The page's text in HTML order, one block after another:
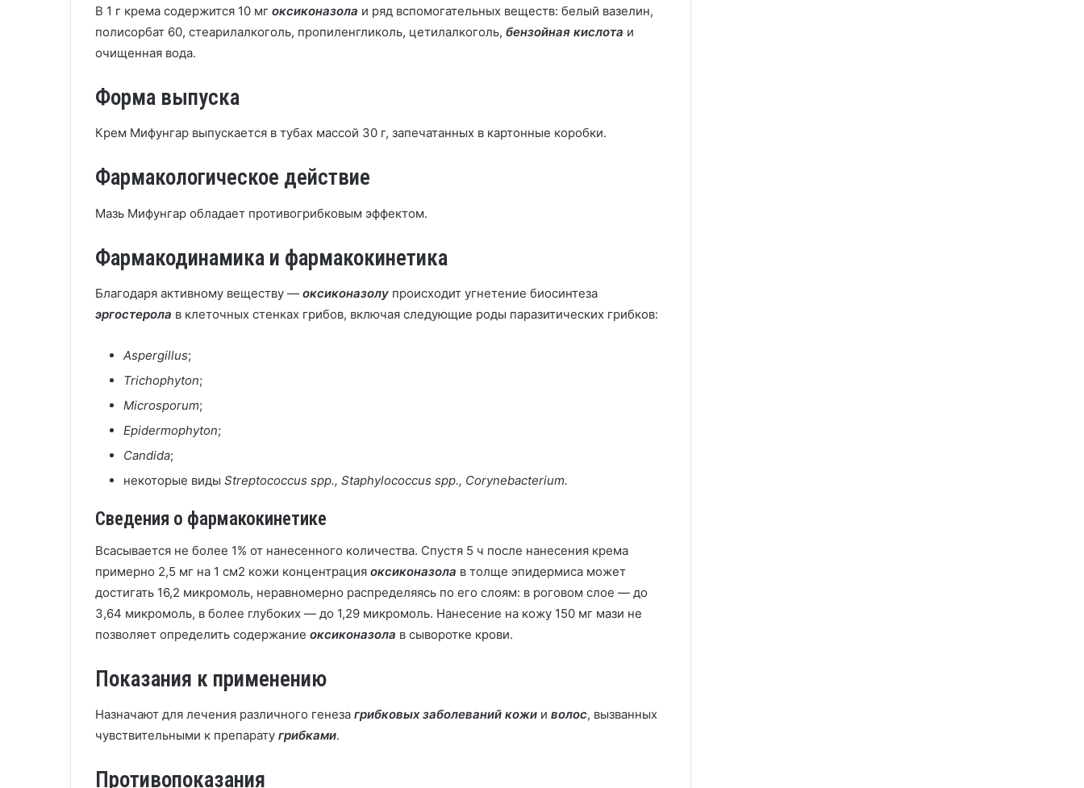
В 1 г крема содержится 10 мг оксиконазола и ряд вспомогательных веществ: белый вазелин,
полисорбат 60, стеарилалкоголь, пропиленгликоль, цетилалкоголь, бензойная кислота и
очищенная вода.
Форма выпуска
Крем Мифунгар выпускается в тубах массой 30 г, запечатанных в картонные коробки.
Фармакологическое действие
Мазь Мифунгар обладает противогрибковым эффектом.
Фармакодинамика и фармакокинетика
Благодаря активному веществу — оксиконазолу происходит угнетение биосинтеза
эргостерола в клеточных стенках грибов, включая следующие роды паразитических грибков:
Aspergillus;
Trichophyton;
Microsporum;
Epidermophyton;
Candida;
некоторые виды Streptococcus spp., Staphylococcus spp., Corynebacterium.
Сведения о фармакокинетике
Всасывается не более 1% от нанесенного количества. Спустя 5 ч после нанесения крема
примерно 2,5 мг на 1 см2 кожи концентрация оксиконазола в толще эпидермиса может
достигать 16,2 микромоль, неравномерно распределяясь по его слоям: в роговом слое — до
3,64 микромоль, в более глубоких — до 1,29 микромоль. Нанесение на кожу 150 мг мази не
позволяет определить содержание оксиконазола в сыворотке крови.
Показания к применению
Назначают для лечения различного генеза грибковых заболеваний кожи и волос, вызванных
чувствительными к препарату грибками.
Противопоказания